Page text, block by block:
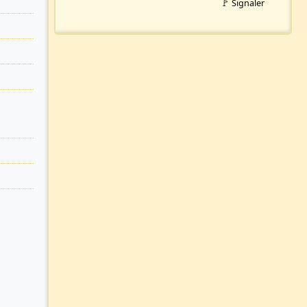
🚩 Signaler